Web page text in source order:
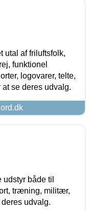
utal af friluftsfolk,
funktionel
logovarer, telte,
se deres udvalg.
både til
træning, militær,
udvalg.